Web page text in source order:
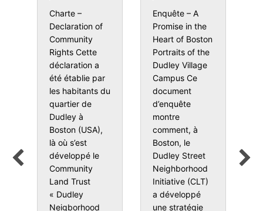
Charte –
Declaration of
Community
Rights Cette
déclaration a
été établie par
les habitants du
quartier de
Dudley à
Boston (USA),
là où s’est
développé le
Community
Land Trust
« Dudley
Neigborhood
Enquête – A
Promise in the
Heart of Boston
Portraits of the
Dudley Village
Campus Ce
document
d’enquête
montre
comment, à
Boston, le
Dudley Street
Neighborhood
Initiative (CLT)
a développé
une stratégie